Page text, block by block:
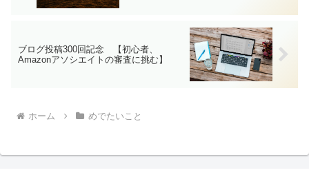
ブログ投稿300回記念 【初心者、
Amazonアソシエイトの審査に挑む】
ホーム めでたいこと